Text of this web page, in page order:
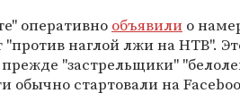
оперативно объявили о
наглой лжи на НТВ".
"застрельщики"
обычно стартовали на